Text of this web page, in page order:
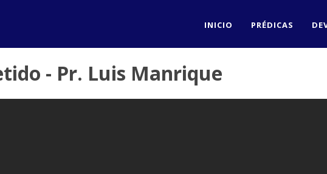
INICIO PRÉDICAS
- Pr. Luis Manrique